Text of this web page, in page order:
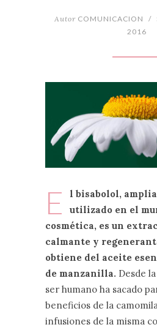
Autor COMUNICACION /
2016
E
l bisabolol,
utilizado en el
cosmética, es un
calmante y
obtiene del aceite
de manzanilla. Desde
ser humano ha sacado
beneficios de la
infusiones de la misma